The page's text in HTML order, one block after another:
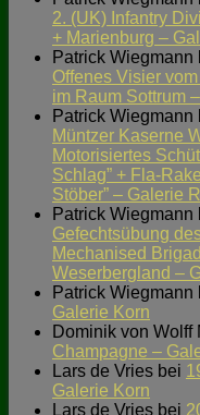
2. (UK) Infantry
+ Marienburg –
Patrick Wiegmann
Offenes Visier
im Raum Sottrum
Patrick Wiegmann
Müntzer Kaserne
Motorisiertes
Schlag” + Fla-
Stöber” – Galerie
Patrick Wiegmann
Gefechtsübung
Mechanised
Weserbergland –
Patrick Wiegmann
Galerie Korn
Dominik von Wolff
Champagne –
Lars de Vries bei
Galerie Korn
Lars de Vries bei